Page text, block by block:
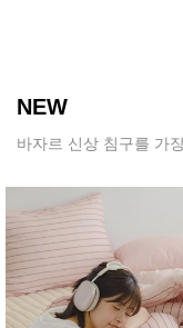
NEW
바자르 신상 침구를 가